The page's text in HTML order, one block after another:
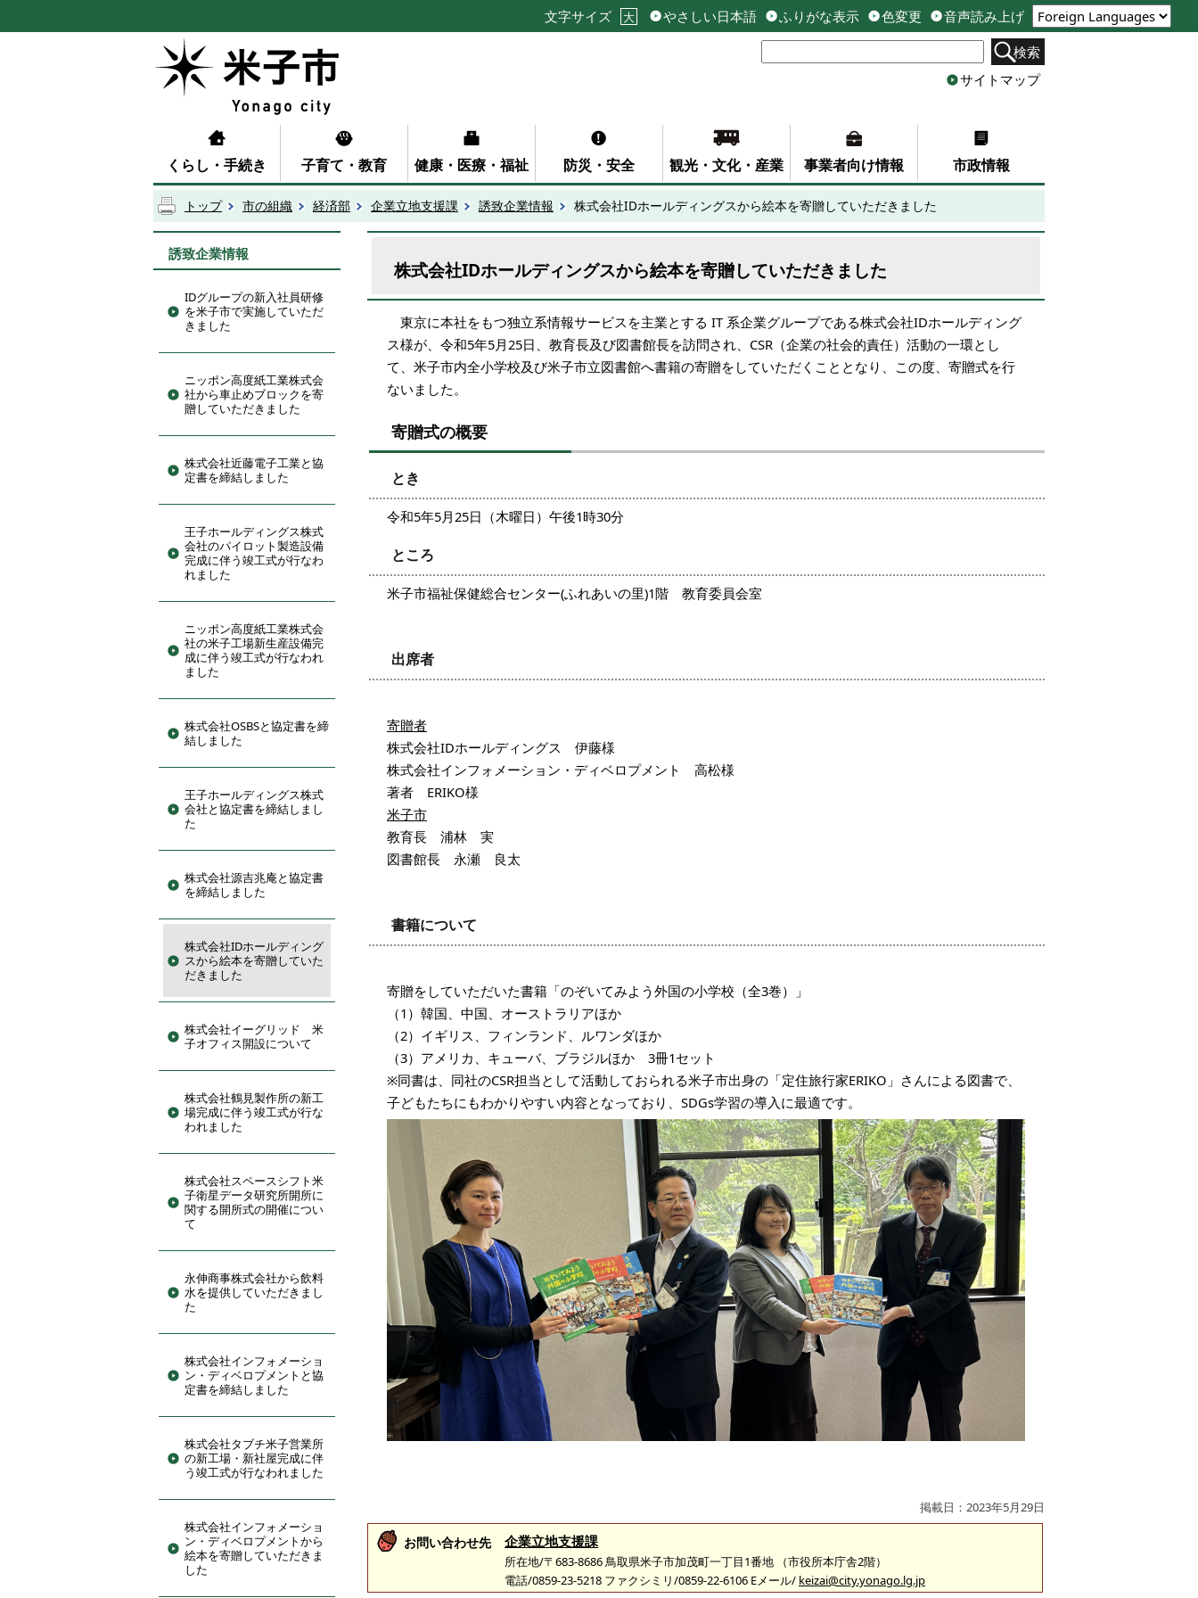
文字サイズ 大 やさしい日本語 ふりがな表示 色変更
音声読み上げ
検索
サイトマップ
くらし・手続き 子育て・教育 健康・医療・福祉 防災・安全 観光・文化・産業 事業者向け情報 市政情報
トップ 市の組織 経済部 企業立地支援課 誘致企業情報 株式会社IDホールディングスから絵本を寄贈していただきました
誘致企業情報
IDグループの新入社員研修
を米子市で実施していただ
きました
ニッポン高度紙工業株式会
社から車止めブロックを寄
贈していただきました
株式会社近藤電子工業と協
定書を締結しました
王子ホールディングス株式
会社のパイロット製造設備
完成に伴う竣工式が行なわ
れました
ニッポン高度紙工業株式会
社の米子工場新生産設備完
成に伴う竣工式が行なわれ
ました
株式会社OSBSと協定書を締
結しました
王子ホールディングス株式
会社と協定書を締結しまし
た
株式会社源吉兆庵と協定書
を締結しました
株式会社IDホールディング
スから絵本を寄贈していた
だきました
株式会社イーグリッド 米
子オフィス開設について
株式会社鶴見製作所の新工
場完成に伴う竣工式が行な
われました
株式会社スペースシフト米
子衛星データ研究所開所に
関する開所式の開催につい
て
永伸商事株式会社から飲料
水を提供していただきまし
た
株式会社インフォメーショ
ン・ディベロプメントと協
定書を締結しました
株式会社タブチ米子営業所
の新工場・新社屋完成に伴
う竣工式が行なわれました
株式会社インフォメーショ
ン・ディベロプメントから
絵本を寄贈していただきま
した
株式会社IDホールディングスから絵本を寄贈していただきました
東京に本社をもつ独立系情報サービスを主業とする IT 系企業グループである株式会社IDホールディング
ス様が、令和5年5月25日、教育長及び図書館長を訪問され、CSR（企業の社会的責任）活動の一環とし
て、米子市内全小学校及び米子市立図書館へ書籍の寄贈をしていただくこととなり、この度、寄贈式を行
ないました。
寄贈式の概要
とき
令和5年5月25日（木曜日）午後1時30分
ところ
米子市福祉保健総合センター(ふれあいの里)1階 教育委員会室
出席者
寄贈者
株式会社IDホールディングス 伊藤様
株式会社インフォメーション・ディベロプメント 高松様
著者 ERIKO様
米子市
教育長 浦林 実
図書館長 永瀬 良太
書籍について
寄贈をしていただいた書籍「のぞいてみよう外国の小学校（全3巻）」
（1）韓国、中国、オーストラリアほか
（2）イギリス、フィンランド、ルワンダほか
（3）アメリカ、キューバ、ブラジルほか 3冊1セット
※同書は、同社のCSR担当として活動しておられる米子市出身の「定住旅行家ERIKO」さんによる図書で、
子どもたちにもわかりやすい内容となっており、SDGs学習の導入に最適です。
掲載日：2023年5月29日
お問い合わせ先 企業立地支援課
所在地/〒683-8686 鳥取県米子市加茂町一丁目1番地 （市役所本庁舎2階）
電話/0859-23-5218 ファクシミリ/0859-22-6106 Eメール/ keizai@city.yonago.lg.jp